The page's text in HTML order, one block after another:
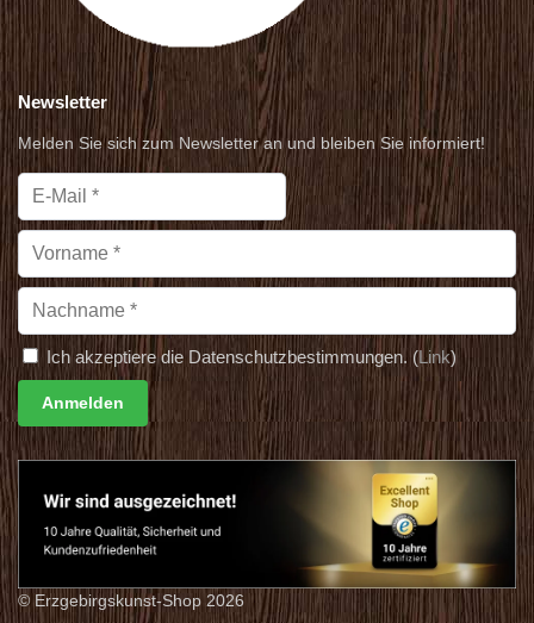
Newsletter
Melden Sie sich zum Newsletter an und bleiben Sie informiert!
Ich akzeptiere die Datenschutzbestimmungen. (Link)
© Erzgebirgskunst-Shop 2026